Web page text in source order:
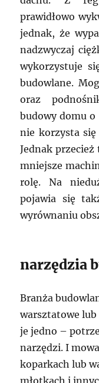
prawidłowo
jednak, że
nadzwyczaj
wykorzystuje
budowlane.
oraz
budowy domu
nie korzysta
Jednak
mniejsze
rolę. Na
pojawia się
wyrównaniu
narzędzia
Branża
warsztatowe lub
je jedno –
narzędzi. I
koparkach lub